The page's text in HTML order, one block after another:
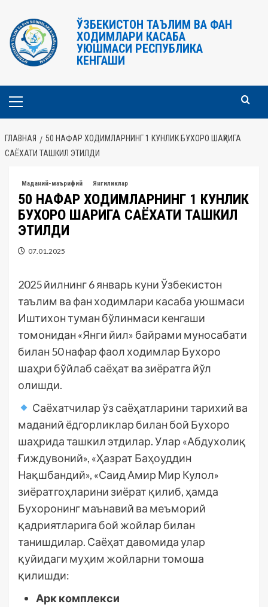
содержимому
ЎЗБЕКИСТОН ТАЪЛИМ ВА ФАН
ХОДИМЛАРИ КАСАБА
УЮШМАСИ РЕСПУБЛИКА
КЕНГАШИ
Основное
ГЛАВНАЯ
50 НАФАР ХОДИМЛАРНИНГ 1 КУНЛИК БУХОРО ШАҲРИГА
САЁХАТИ ТАШКИЛ ЭТИЛДИ
Маданий-маърифий Янгиликлар
50 НАФАР ХОДИМЛАРНИНГ 1 КУНЛИК
БУХОРО ШАҲРИГА САЁХАТИ ТАШКИЛ
ЭТИЛДИ
07.01.2025
2025 йилнинг 6 январь куни Ўзбекистон
таълим ва фан ходимлари касаба уюшмаси
Иштихон туман бўлинмаси кенгаши
томонидан «Янги йил» байрами муносабати
билан 50 нафар фаол ходимлар Бухоро
шаҳри бўйлаб саёҳат ва зиёратга йўл
олишди.
Саёхатчилар ўз саёҳатларини тарихий ва
маданий ёдгорликлар билан бой Бухоро
шаҳрида ташкил этдилар. Улар «Абдухолиқ
Ғиждувоний», «Ҳазрат Баҳоуддин
Нақшбандий», «Саид Амир Мир Кулол»
зиёратгоҳларини зиёрат қилиб, ҳамда
Бухоронинг маънавий ва меъморий
қадриятларига бой жойлар билан
танишдилар. Саёҳат давомида улар
қуйидаги муҳим жойларни томоша
қилишди:
Арк комплекси